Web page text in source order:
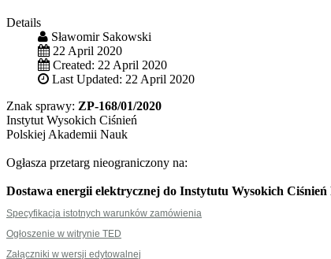
Details
Sławomir Sakowski
22 April 2020
Created: 22 April 2020
Last Updated: 22 April 2020
Znak sprawy: ZP-168/01/2020
Instytut Wysokich Ciśnień
Polskiej Akademii Nauk
Ogłasza przetarg nieograniczony na:
Dostawa energii elektrycznej do Instytutu Wysokich
Specyfikacja istotnych warunków zamówienia
Ogłoszenie w witrynie TED
Załączniki w wersji edytowalnej